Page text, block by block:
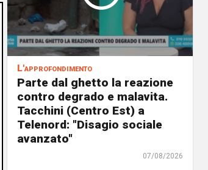
L'approfondimento
Parte dal ghetto la reazione
contro degrado e malavita.
Tacchini (Centro Est) a
Telenord: "Disagio sociale
avanzato"
07/08/2026